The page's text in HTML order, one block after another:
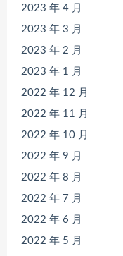
2023 年 4 月
2023 年 3 月
2023 年 2 月
2023 年 1 月
2022 年 12 月
2022 年 11 月
2022 年 10 月
2022 年 9 月
2022 年 8 月
2022 年 7 月
2022 年 6 月
2022 年 5 月